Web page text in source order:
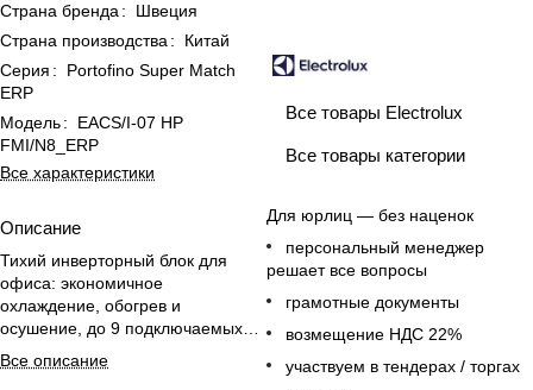
Страна бренда :
Швеция
Страна производства :
Китай
Серия :
Portofino Super Match
ERP
Модель:
EACS/I-07 HP
FMI/N8_ERP
Все характеристики
Описание
Тихий инверторный блок для
офиса: экономичное
охлаждение, обогрев и
осушение, до 9 подключаемых
внутренних блоков.
Все описание
Все товары Electrolux
Все товары категории
Для юрлиц — без наценок
персональный менеджер
решает все вопросы
грамотные документы
возмещение НДС 22%
участвуем в тендерах / торгах